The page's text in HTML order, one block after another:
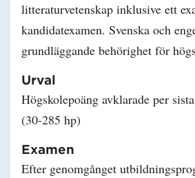
litteraturvetenskap inklusive ett
kandidatexamen. Svenska och
grundläggande behörighet för
Urval
Högskolepoäng avklarade per
(30-285 hp)
Examen
Efter genomgånget